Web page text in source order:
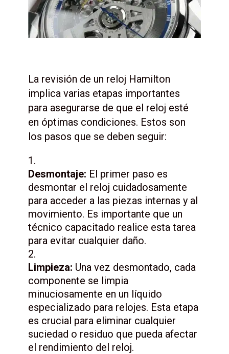
La revisión de un reloj Hamilton
implica varias etapas importantes
para asegurarse de que el reloj esté
en óptimas condiciones. Estos son
los pasos que se deben seguir:
Desmontaje: El primer paso es
desmontar el reloj cuidadosamente
para acceder a las piezas internas y al
movimiento. Es importante que un
técnico capacitado realice esta tarea
para evitar cualquier daño.
Limpieza: Una vez desmontado, cada
componente se limpia
minuciosamente en un líquido
especializado para relojes. Esta etapa
es crucial para eliminar cualquier
suciedad o residuo que pueda afectar
el rendimiento del reloj.